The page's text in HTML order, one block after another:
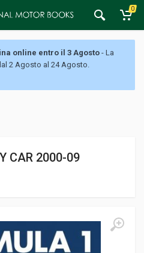
0
online entro il 3 Agosto - La
2 Agosto al 24 Agosto.
CAR 2000-09